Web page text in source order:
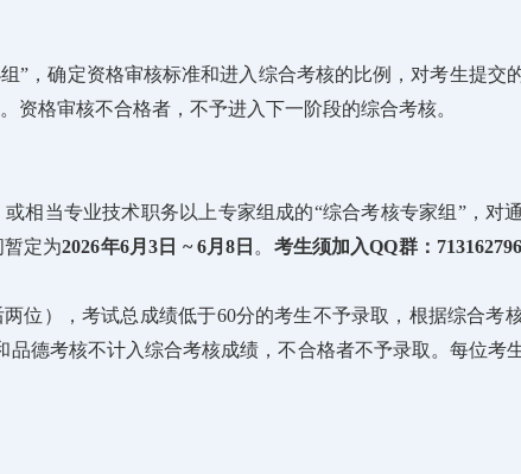
”，确定资格审核标准和进入综合考核的比例，对考生提交
资格审核不合格者，不予进入下一阶段的综合考核。
相当专业技术职务以上专家组成的“综合考核专家组”，对
暂定为2026年6月3日 ~ 6月8日 。 考生须加入QQ群：713162796
位），考试总成绩低于60分的考生不予录取，根据综合考
德考核不计入综合考核成绩，不合格者不予录取。每位考